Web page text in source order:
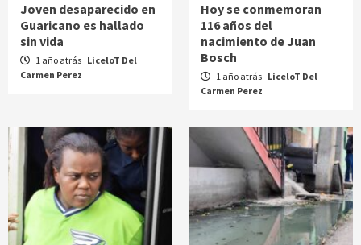
Joven desaparecido en
Guaricano es hallado
sin vida
1 año atrás LiceloT Del
Carmen Perez
Hoy se conmemoran
116 años del
nacimiento de Juan
Bosch
1 año atrás LiceloT Del
Carmen Perez